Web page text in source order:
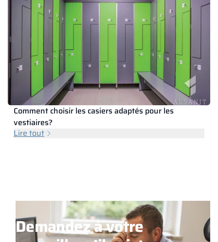
Comment choisir les casiers adaptés pour les
vestiaires?
Lire tout
Demandez à votre